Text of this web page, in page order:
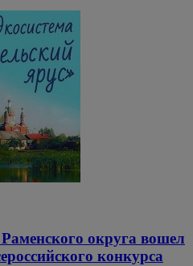
округа вошел
конкурса